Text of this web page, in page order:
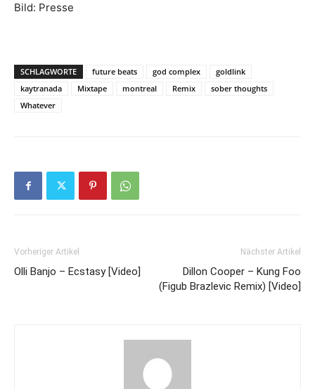
Bild: Presse
SCHLAGWORTE future beats god complex
goldlink
kaytranada
Mixtape montreal Remix
sober thoughts
Whatever
Vorheriger Artikel
Olli Banjo – Ecstasy [Video]
Nächster Artikel
Dillon Cooper – Kung Foo
(Figub Brazlevic Remix) [Video]